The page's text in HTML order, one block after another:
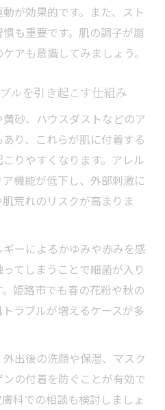
が効果的です。また、スト
も重要です。肌の調子が崩
アも意識してみましょう。
ルを引き起こす仕組み
砂、ハウスダストなどのア
り、これらが肌に付着する
りやすくなります。アレル
機能が低下し、外部刺激に
荒れのリスクが高まりま
ーによるかゆみや赤みを感
てしまうことで細菌が入り
姫路市でも春の花粉や秋の
ラブルが増えるケースが多
出後の洗顔や保湿、マスク
の付着を防ぐことが有効で
科での相談も検討しましょ